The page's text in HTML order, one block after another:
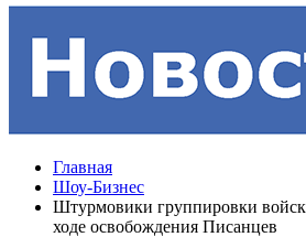
Главная
Шоу-Бизнес
Штурмовики группировки войск
ходе освобождения Писанцев